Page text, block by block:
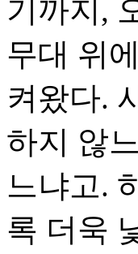
기까지,
무대 위
켜왔다.
하지 않
느냐고.
록 더욱